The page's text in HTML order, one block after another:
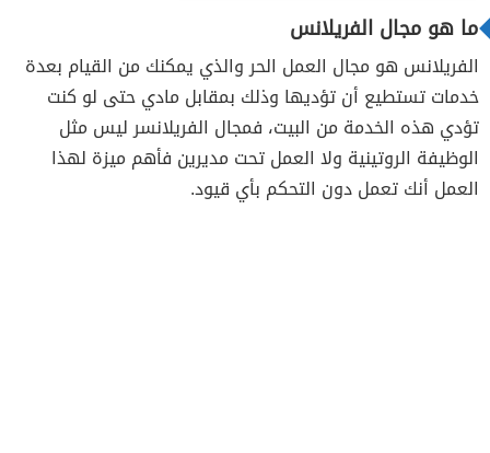
ما هو مجال الفريلانس
الفريلانس هو مجال العمل الحر والذي يمكنك من القيام بعدة
خدمات تستطيع أن تؤديها وذلك بمقابل مادي حتى لو كنت
تؤدي هذه الخدمة من البيت، فمجال الفريلانسر ليس مثل
الوظيفة الروتينية ولا العمل تحت مديرين فأهم ميزة لهذا
العمل أنك تعمل دون التحكم بأي قيود.